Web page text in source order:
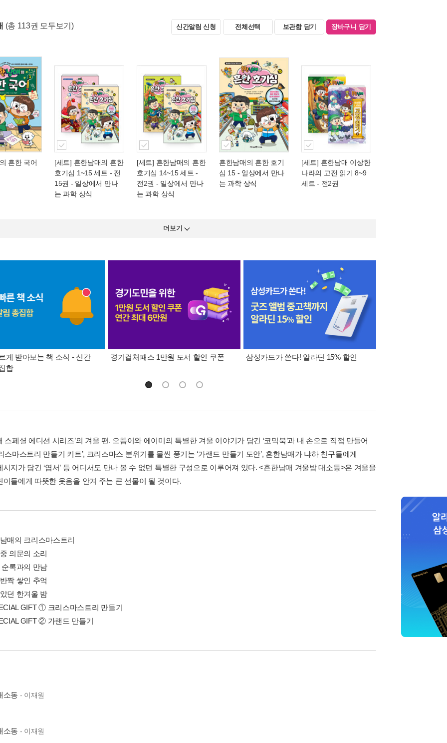
(총 113권 모두보기) 신간알림 신청 전체선택 보관함 담기 장바구니 담기
흔한 국어
[세트] 흔한남매의 흔한
호기심 1~15 세트 - 전
15권 - 일상에서 만나
는 과학 상식
[세트] 흔한남매의 흔한
호기심 14~15 세트 -
전2권 - 일상에서 만나
는 과학 상식
흔한남매의 흔한 호기
심 15- 일상에서 만나
는 과학 상식
[세트] 흔한남매 이상한
나라의 고전 읽기 8~9
세트 - 전2권
더보기
게 받아보는 책 소식 - 신간
합
경기컬처패스 1만원 도서 할인 쿠폰 삼성카드가 쏜다! 알라딘 15% 할인
스페셜 에디션 시리즈’의 겨울 편. 으뜸이와 에이미의 특별한 겨울 이야기가 담긴 ‘코믹북’과 내 손으로 직접 만들어
스마스트리 만들기 키트’, 크리스마스 분위기를 물씬 풍기는 ‘가랜드 만들기 도안’, 흔한남매가 냐하 친구들에게
시지가 담긴 ‘엽서’ 등 어디서도 만나 볼 수 없던 특별한 구성으로 이루어져 있다. <흔한남매 겨울밤 대소동>은 겨울을
이들에게 따뜻한 웃음을 안겨 주는 큰 선물이 될 것이다.
매의 크리스마스트리
의문의 소리
록과의 만남
짝 쌓인 추억
던 한겨울 밤
GIFT ① 크리스마스트리 만들기
GIFT ② 가랜드 만들기
소동 - 이재원
소동 - 이재원